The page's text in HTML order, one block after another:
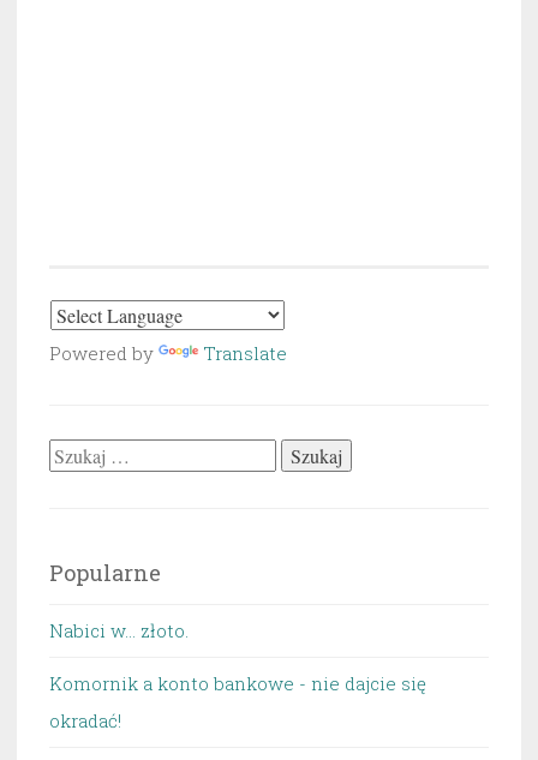
Powered by Translate
Szukaj:
Popularne
Nabici w... złoto.
Komornik a konto bankowe - nie dajcie się
okradać!